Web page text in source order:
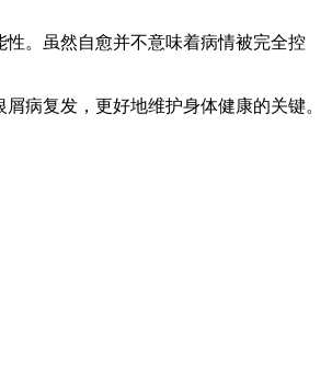
。虽然自愈并不意味着病情被完全控
病复发，更好地维护身体健康的关键。